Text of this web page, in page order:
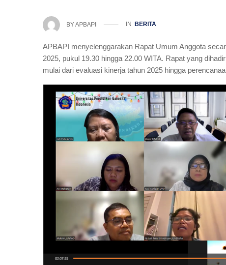
BYAPBAPI IN BERITA
APBAPI menyelenggarakan Rapat Umum Anggota
2025, pukul 19.30 hingga 22.00 WITA. Rapat yang
mulai dari evaluasi kinerja tahun 2025 hingga